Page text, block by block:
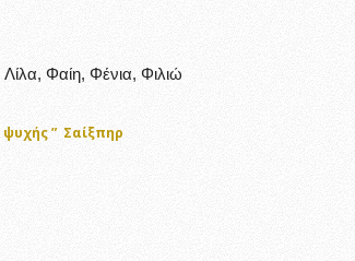
Φαίη, Φένια, Φιλιώ
” Σαίξπηρ